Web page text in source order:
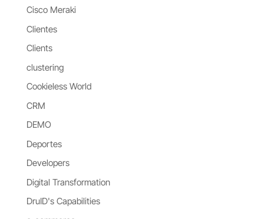
Cisco Meraki
Clientes
Clients
clustering
Cookieless World
CRM
DEMO
Deportes
Developers
Digital Transformation
DruID's Capabilities